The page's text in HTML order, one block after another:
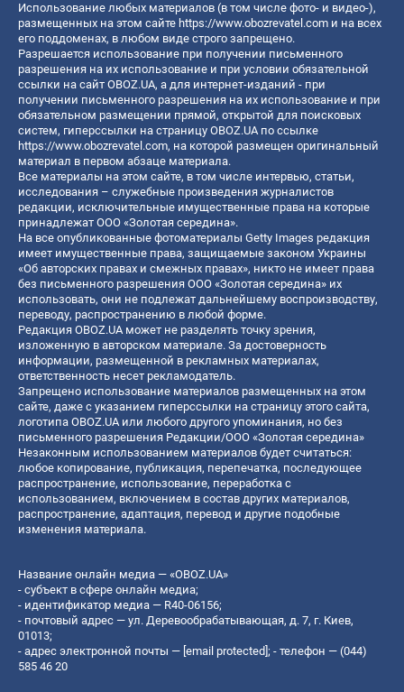
Использование любых материалов (в том числе фото- и видео-),
размещенных на этом сайте https://www.obozrevatel.com и на всех
его поддоменах, в любом виде строго запрещено.
Разрешается использование при получении письменного
разрешения на их использование и при условии обязательной
ссылки на сайт OBOZ.UA, а для интернет-изданий - при
получении письменного разрешения на их использование и при
обязательном размещении прямой, открытой для поисковых
систем, гиперссылки на страницу OBOZ.UA по ссылке
https://www.obozrevatel.com, на которой размещен оригинальный
материал в первом абзаце материала.
Все материалы на этом сайте, в том числе интервью, статьи,
исследования – служебные произведения журналистов
редакции, исключительные имущественные права на которые
принадлежат ООО «Золотая середина».
На все опубликованные фотоматериалы Getty Images редакция
имеет имущественные права, защищаемые законом Украины
«Об авторских правах и смежных правах», никто не имеет права
без письменного разрешения ООО «Золотая середина» их
использовать, они не подлежат дальнейшему воспроизводству,
переводу, распространению в любой форме.
Редакция OBOZ.UA может не разделять точку зрения,
изложенную в авторском материале. За достоверность
информации, размещенной в рекламных материалах,
ответственность несет рекламодатель.
Запрещено использование материалов размещенных на этом
сайте, даже с указанием гиперссылки на страницу этого сайта,
логотипа OBOZ.UA или любого другого упоминания, но без
письменного разрешения Редакции/ООО «Золотая середина»
Незаконным использованием материалов будет считаться:
любое копирование, публикация, перепечатка, последующее
распространение, использование, переработка с
использованием, включением в состав других материалов,
распространение, адаптация, перевод и другие подобные
изменения материала.
Название онлайн медиа — «OBOZ.UA»
- субъект в сфере онлайн медиа;
- идентификатор медиа — R40-06156;
- почтовый адрес — ул. Деревообрабатывающая, д. 7, г. Киев,
01013;
- адрес электронной почты — [email protected] ; - телефон — (044)
585 46 20